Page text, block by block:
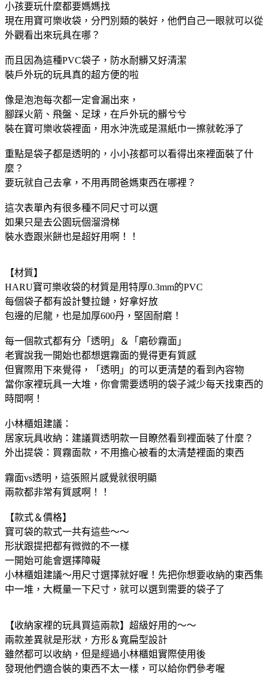
小孩要玩什麼都要媽媽找
現在用寶可樂收袋，分門別類的裝好，他們自己一眼就可以從
外觀看出來玩具在哪？
而且因為這種PVC袋子，防水耐髒又好清潔
裝戶外玩的玩具真的超方便的啦
像是泡泡每次都一定會漏出來，
腳踩火箭、飛盤、足球，在戶外玩的髒兮兮
裝在寶可樂收袋裡面，用水沖洗或是濕紙巾一擦就乾淨了
重點是袋子都是透明的，小小孩都可以看得出來裡面裝了什
麼？
要玩就自己去拿，不用再問爸媽東西在哪裡？
這次表單內有很多種不同尺寸可以選
如果只是去公園玩個溜滑梯
裝水壺跟米餅也是超好用啊！！
【材質】
HARU寶可樂收袋的材質是用特厚0.3mm的PVC
每個袋子都有設計雙拉鏈，好拿好放
包邊的尼龍，也是加厚600丹，堅固耐磨！
每一個款式都有分「透明」＆「磨砂霧面」
老實說我一開始也都想選霧面的覺得更有質感
但實際用下來覺得，「透明」的可以更清楚的看到內容物
當你家裡玩具一大堆，你會需要透明的袋子減少每天找東西的
時間啊！
小林櫃姐建議：
居家玩具收納：建議買透明款一目瞭然看到裡面裝了什麼？
外出提袋：買霧面款，不用擔心被看的太清楚裡面的東西
霧面vs透明，這張照片感覺就很明顯
兩款都非常有質感啊！！
【款式＆價格】
寶可袋的款式一共有這些～～
形狀跟提把都有微微的不一樣
一開始可能會選擇障礙
小林櫃姐建議～用尺寸選擇就好喔！先把你想要收納的東西集
中一堆，大概量一下尺寸，就可以選到需要的袋子了
【收納家裡的玩具買這兩款】超級好用的～～
兩款差異就是形狀，方形＆寬扁型設計
雖然都可以收納，但是經過小林櫃姐實際使用後
發現他們適合裝的東西不太一樣，可以給你們參考喔